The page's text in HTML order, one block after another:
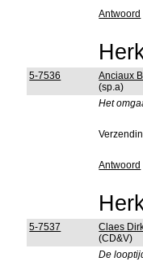
Antwoord
5-7536
Anciaux
(sp.a)
Het
Antwoord
5-7537
Claes
(CD&V)
De